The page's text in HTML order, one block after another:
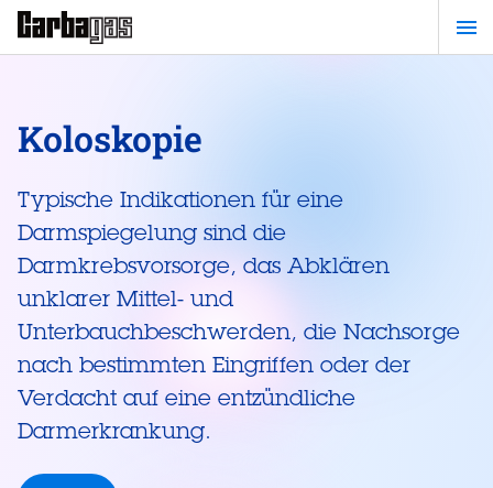
Zum
Hauptinhalt
Koloskopie
Typische Indikationen für eine
Darmspiegelung sind die
Darmkrebsvorsorge, das Abklären
unklarer Mittel- und
Unterbauchbeschwerden, die Nachsorge
nach bestimmten Eingriffen oder der
Verdacht auf eine entzündliche
Darmerkrankung.